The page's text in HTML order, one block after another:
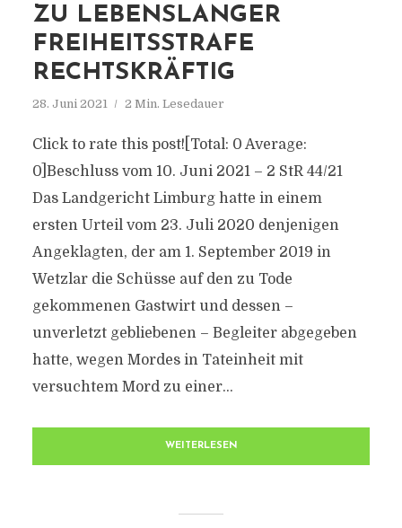
ZU LEBENSLANGER
FREIHEITSSTRAFE
RECHTSKRÄFTIG
28. Juni 2021 2 Min. Lesedauer
Click to rate this post![Total: 0 Average:
0]Beschluss vom 10. Juni 2021 – 2 StR 44/21
Das Landgericht Limburg hatte in einem
ersten Urteil vom 23. Juli 2020 denjenigen
Angeklagten, der am 1. September 2019 in
Wetzlar die Schüsse auf den zu Tode
gekommenen Gastwirt und dessen –
unverletzt gebliebenen – Begleiter abgegeben
hatte, wegen Mordes in Tateinheit mit
versuchtem Mord zu einer...
WEITERLESEN